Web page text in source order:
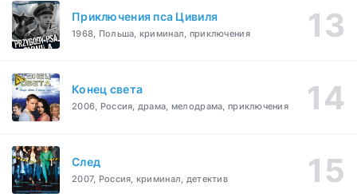
Приключения пса Цивиля
1968, Польша, криминал, приключения
Конец света
2006, Россия, драма, мелодрама, приключения
След
2007, Россия, криминал, детектив